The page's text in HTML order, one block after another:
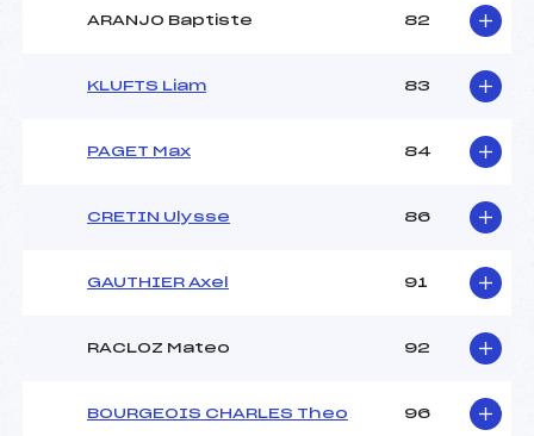
ARANJO Baptiste 82
KLUFTS Liam 83
PAGET Max 84
CRETIN Ulysse 86
GAUTHIER Axel 91
RACLOZ Mateo 92
BOURGEOIS CHARLES Theo 96